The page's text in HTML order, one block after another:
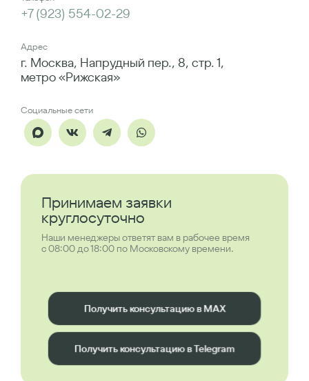
+7 (923) 554-02-29
Адрес
г. Москва, Напрудный пер., 8, стр. 1,
метро «Рижская»
Социальные сети
Принимаем заявки
круглосуточно
Наши менеджеры ответят вам в рабочее время
с 08:00 до 18:00 по Московскому времени.
Получить консультацию в MAX
Получить консультацию в Telegram